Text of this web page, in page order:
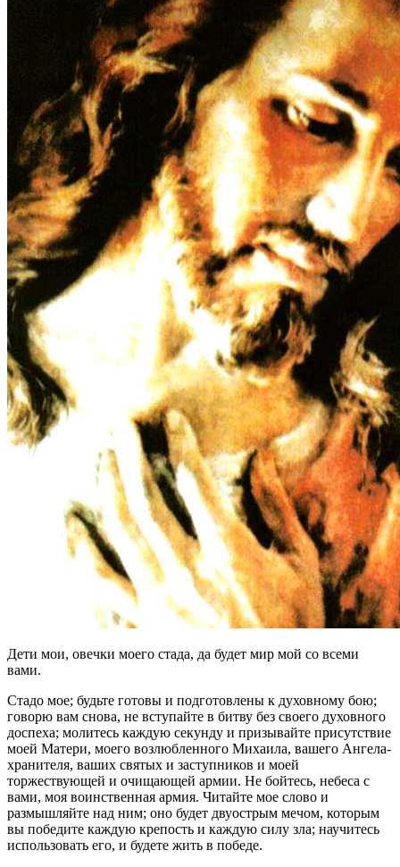
Дети мои, овечки моего стада, да будет мир мой со всеми
вами.
Стадо мое; будьте готовы и подготовлены к духовному бою;
говорю вам снова, не вступайте в битву без своего духовного
доспеха; молитесь каждую секунду и призывайте присутствие
моей Матери, моего возлюбленного Михаила, вашего Ангела-
хранителя, ваших святых и заступников и моей
торжествующей и очищающей армии. Не бойтесь, небеса с
вами, моя воинственная армия. Читайте мое слово и
размышляйте над ним; оно будет двуострым мечом, которым
вы победите каждую крепость и каждую силу зла; научитесь
использовать его, и будете жить в победе.